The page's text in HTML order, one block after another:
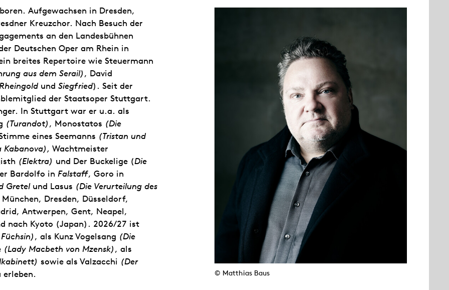
Aufgewachsen in Dresden,
Kreuzchor. Nach Besuch der
an den Landesbühnen
Deutschen Oper am Rhein in
breites Repertoire wie Steuermann
aus dem Serail), David
und Siegfried). Seit der
der Staatsoper Stuttgart.
In Stuttgart war er u.a. als
(Turandot), Monostatos (Die
eines Seemanns (Tristan und
Kabanova), Wachtmeister
(Elektra) und Der Buckelige (Die
Bardolfo in Falstaff, Goro in
Gretel und Lasus (Die Verurteilung des
Dresden, Düsseldorf,
Antwerpen, Gent, Neapel,
nach Kyoto (Japan). 2026/27 ist
, als Kunz Vogelsang (Die
(Lady Macbeth von Mzensk), als
sowie als Valzacchi (Der
© Matthias Baus